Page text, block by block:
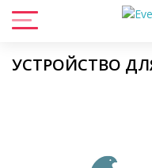
УСТРОЙСТВО